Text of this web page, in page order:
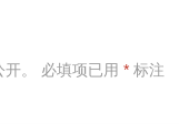
。 必填项已用 *标注